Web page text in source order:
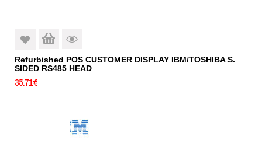
Refurbished POS CUSTOMER DISPLAY IBM/TOSHIBA S.
SIDED RS485 HEAD
35.71€